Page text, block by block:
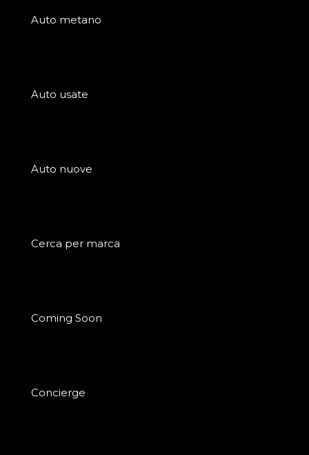
Auto metano
Auto usate
Auto nuove
Cerca per marca
Coming Soon
Concierge